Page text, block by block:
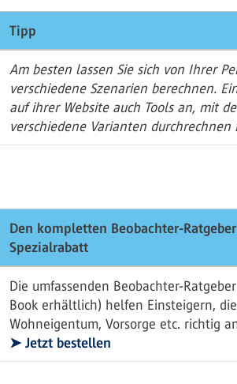
Tipp
Am besten lassen Sie sich von Ihrer
verschiedene Szenarien berechnen.
auf ihrer Website auch Tools an, mit
verschiedene Varianten durchrechnen
Den kompletten Beobachter-
Spezialrabatt
Die umfassenden Beobachter-
Book erhältlich) helfen Einsteigern,
Wohneigentum, Vorsorge etc. richtig
➤ Jetzt bestellen